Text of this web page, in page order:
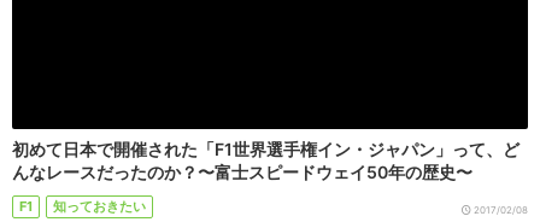
初めて日本で開催された「F1世界選手権イン・ジャパン」って、ど
んなレースだったのか？〜富士スピードウェイ50年の歴史〜
F1 知っておきたい 2017/02/08